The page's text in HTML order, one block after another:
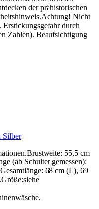
der prähistorischen
Nicht
durch
Zahlen). Beaufsichtigung
Silber
55,5 cm
(ab Schulter gemessen):
68 cm (L), 69